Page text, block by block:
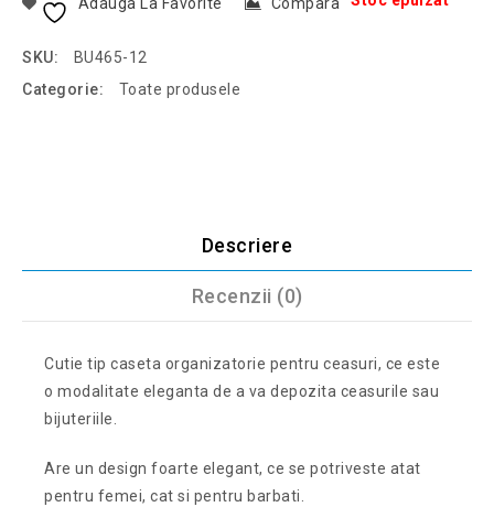
SKU:
BU465-12
Categorie:
Toate produsele
Descriere
Recenzii (0)
Cutie tip caseta organizatorie pentru ceasuri, ce este
o modalitate eleganta de a va depozita ceasurile sau
bijuteriile.
Are un design foarte elegant, ce se potriveste atat
pentru femei, cat si pentru barbati.